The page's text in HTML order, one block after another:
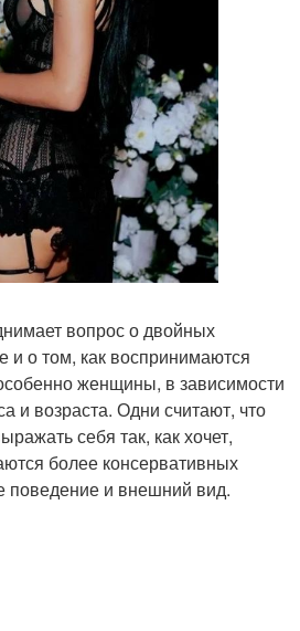
вопрос о двойных
и о том, как воспринимаются
женщины, в зависимости
и возраста. Одни считают, что
себя так, как хочет,
более консервативных
поведение и внешний вид.